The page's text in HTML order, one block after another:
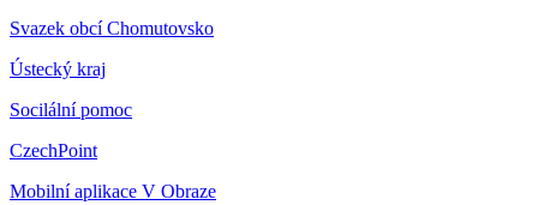
Svazek obcí Chomutovsko
Ústecký kraj
Socilální pomoc
CzechPoint
Mobilní aplikace V Obraze